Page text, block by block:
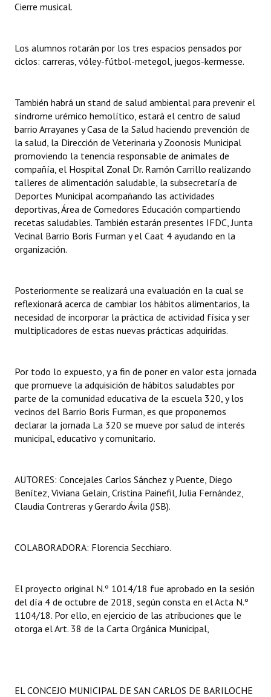
Cierre musical.
Los alumnos rotarán por los tres espacios pensados por
ciclos: carreras, vóley-fútbol-metegol, juegos-kermesse.
También habrá un stand de salud ambiental para prevenir el
síndrome urémico hemolítico, estará el centro de salud
barrio Arrayanes y Casa de la Salud haciendo prevención de
la salud, la Dirección de Veterinaria y Zoonosis Municipal
promoviendo la tenencia responsable de animales de
compañía, el Hospital Zonal Dr. Ramón Carrillo realizando
talleres de alimentación saludable, la subsecretaría de
Deportes Municipal acompañando las actividades
deportivas, Área de Comedores Educación compartiendo
recetas saludables. También estarán presentes IFDC, Junta
Vecinal Barrio Boris Furman y el Caat 4 ayudando en la
organización.
Posteriormente se realizará una evaluación en la cual se
reflexionará acerca de cambiar los hábitos alimentarios, la
necesidad de incorporar la práctica de actividad física y ser
multiplicadores de estas nuevas prácticas adquiridas.
Por todo lo expuesto, y a fin de poner en valor esta jornada
que promueve la adquisición de hábitos saludables por
parte de la comunidad educativa de la escuela 320, y los
vecinos del Barrio Boris Furman, es que proponemos
declarar la jornada La 320 se mueve por salud de interés
municipal, educativo y comunitario.
AUTORES: Concejales Carlos Sánchez y Puente, Diego
Benítez, Viviana Gelain, Cristina Painefil, Julia Fernández,
Claudia Contreras y Gerardo Ávila (JSB).
COLABORADORA: Florencia Secchiaro.
El proyecto original N.º 1014/18 fue aprobado en la sesión
del día 4 de octubre de 2018, según consta en el Acta N.º
1104/18. Por ello, en ejercicio de las atribuciones que le
otorga el Art. 38 de la Carta Orgánica Municipal,
EL CONCEJO MUNICIPAL DE SAN CARLOS DE BARILOCHE